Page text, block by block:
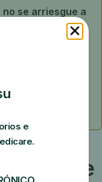
se arriesgue a
a un plan.
cuando tiene
un plan de
sobre